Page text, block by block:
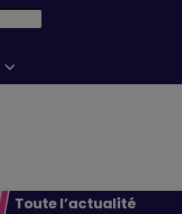
Toute l’actualité